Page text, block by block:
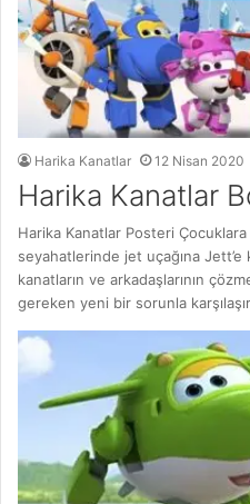
Harika Kanatlar 12 Nisan 2020
Harika Kanatlar
Harika Kanatlar Posteri
seyahatlerinde jet uçağına
kanatların ve arkadaşlarının
gereken yeni bir sorunla